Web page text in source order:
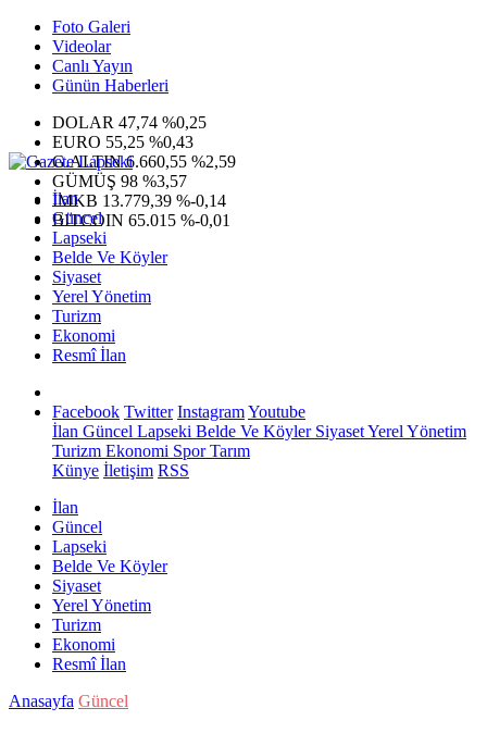
Foto Galeri
Videolar
Canlı Yayın
Günün Haberleri
DOLAR 47,74 %0,25
EURO 55,25 %0,43
G.ALTIN6.660,55 %2,59
GÜMÜŞ 98 %3,57
IMKB 13.779,39 %-0,14
BITCOIN 65.015 %-0,01
İlan
Güncel
Lapseki
Belde Ve Köyler
Siyaset
Yerel Yönetim
Turizm
Ekonomi
Resmî İlan
Facebook Twitter InstagramYoutube
İlan Güncel Lapseki Belde Ve KöylerSiyasetYerel Yönetim
Turizm Ekonomi SporTarım
Künye İletişim RSS
İlan
Güncel
Lapseki
Belde Ve Köyler
Siyaset
Yerel Yönetim
Turizm
Ekonomi
Resmî İlan
Anasayfa Güncel